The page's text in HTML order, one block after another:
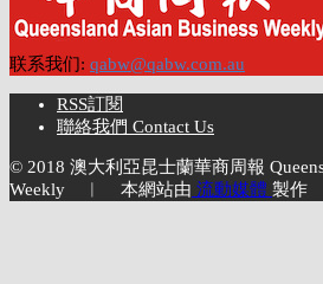
联系我们: qabw@qabw.com.au
RSS訂閱
聯絡我們 Contact Us
© 2018 澳大利亞昆士蘭華商周報
Weekly ︱ 本網站由 流動媒體 製作